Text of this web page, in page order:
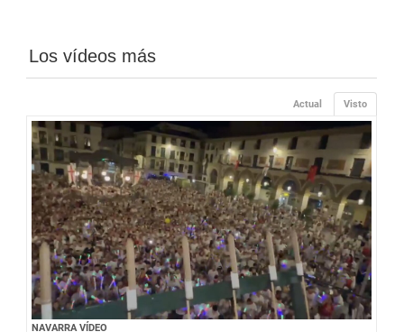
Los vídeos más
Visto
Actual
NAVARRA VÍDEO